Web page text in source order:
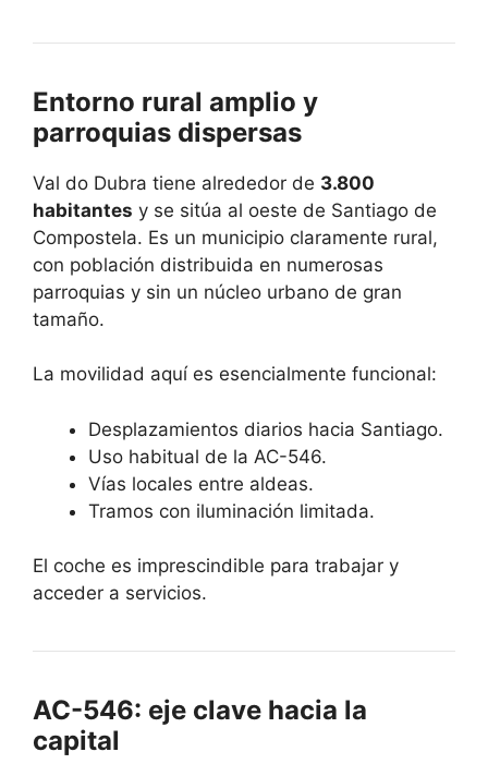
Entorno rural amplio y
parroquias dispersas
Val do Dubra tiene alrededor de 3.800
habitantes y se sitúa al oeste de Santiago de
Compostela. Es un municipio claramente rural,
con población distribuida en numerosas
parroquias y sin un núcleo urbano de gran
tamaño.
La movilidad aquí es esencialmente funcional:
Desplazamientos diarios hacia Santiago.
Uso habitual de la AC-546.
Vías locales entre aldeas.
Tramos con iluminación limitada.
El coche es imprescindible para trabajar y
acceder a servicios.
AC-546: eje clave hacia la
capital